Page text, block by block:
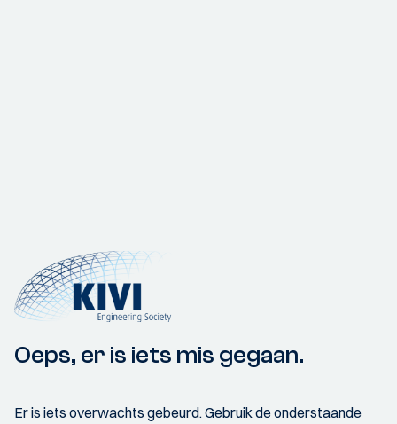
Oeps, er is iets mis gegaan.
Er is iets overwachts gebeurd. Gebruik de onderstaande